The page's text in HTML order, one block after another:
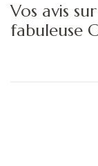
Vos avis
fabuleuse